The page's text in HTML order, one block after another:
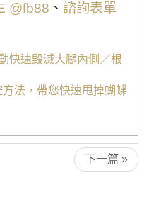
@fb88 、 諮詢表單
快速毀滅大腿內側／根
法，帶您快速甩掉蝴蝶
下一篇 »